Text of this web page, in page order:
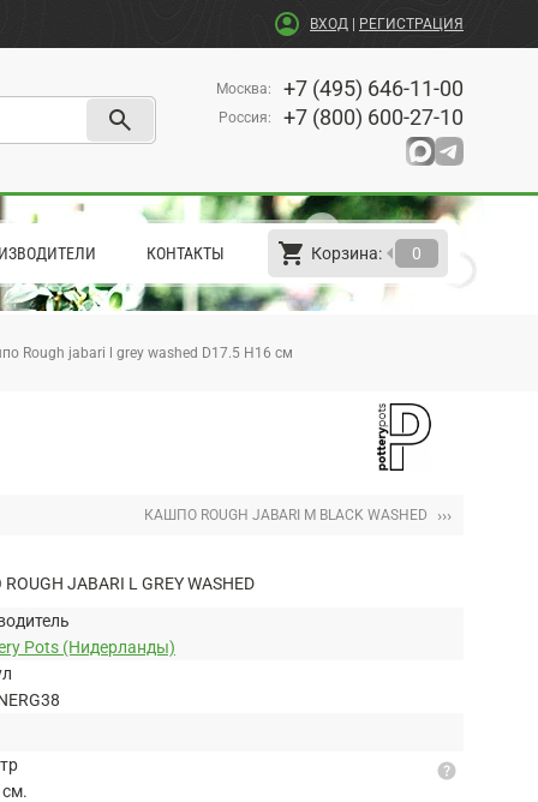
account_circle ВХОД РЕГИСТРАЦИЯ
search
Москва: +7 (495) 646-11-00
Россия: +7 (800) 600-27-10
КОНТАКТЫ shopping_cart Корзина: 0
arrow_left
Rough jabari l grey washed D17.5 H16 см
КАШПО ROUGH JABARI M BLACK WASHED ›››
JABARI L GREY WASHED
Pots (Нидерланды)
см.
help